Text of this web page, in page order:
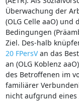
Überwachung der
(OLG Celle aaO) und
Bedingungen
Ziel. Des-halb
20 FPersVan das
an (OLG Koblenz
des Betroffenen im
familiärer
nicht aufgrund